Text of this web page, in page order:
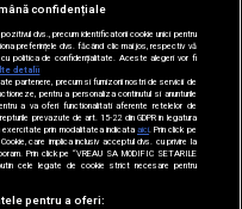
222.999
confidențiale
dvs., precum identificatorii cookie unici pentru
preferințele dvs. făcând clic mai jos, respectiv vă
cu politica de confidențialitate. Aceste alegeri vor fi
detalii
partenere, precum si furnizorii nostri de servicii de
pentru a personaliza continutul si anunturile
a va oferi functionalitati aferente retelelor de
prevazute de art. 15-22 din GDPR in legatura
prin modalitatea indicataaici . Prin click pe
care implica inclusiv acceptul dvs. cu privire la
Prin click pe “VREAU SA MODIFIC SETARILE
cele legate de cookie strict necesare pentru
pentru a oferi: